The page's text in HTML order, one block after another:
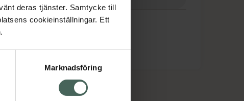
deras tjänster. Samtycke till
cookieinställningar. Ett
Marknadsföring
recept och läkemedel